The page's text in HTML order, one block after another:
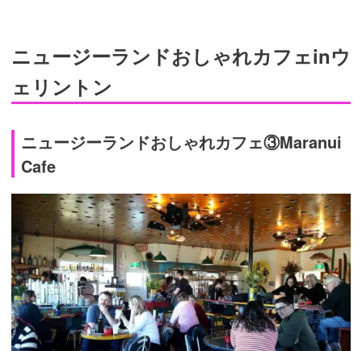
ニュージーランドおしゃれカフェinウ
ェリントン
ニュージーランドおしゃれカフェ③Maranui
Cafe